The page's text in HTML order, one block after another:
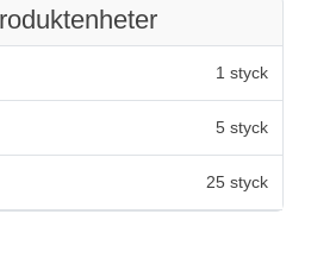
1 styck
5 styck
25 styck